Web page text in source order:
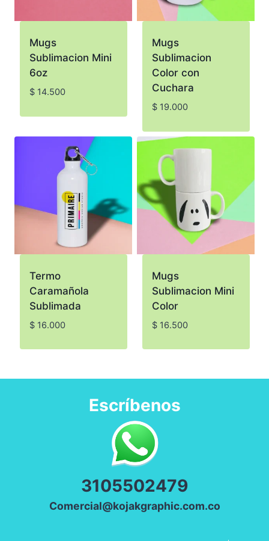
Mugs
Sublimacion Mini
6oz
$14.500
Mugs
Sublimacion
Color con
Cuchara
$19.000
Termo
Caramañola
Sublimada
$16.000
Mugs
Sublimacion Mini
Color
$16.500
Escríbenos
3105502479
Comercial@kojakgraphic.com.co